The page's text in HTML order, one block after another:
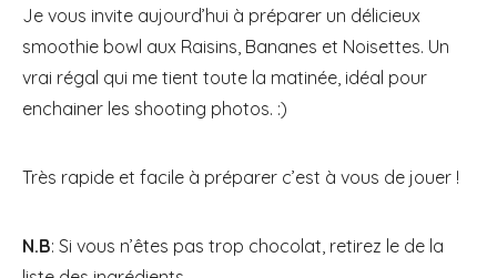
Je vous invite aujourd’hui à préparer un délicieux
smoothie bowl aux Raisins, Bananes et Noisettes. Un
vrai régal qui me tient toute la matinée, idéal pour
enchainer les shooting photos. :)
Très rapide et facile à préparer c’est à vous de jouer !
N.B: Si vous n’êtes pas trop chocolat, retirez le de la